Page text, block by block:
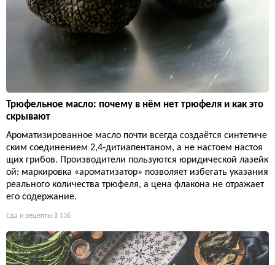
Трюфельное масло: почему в нём нет трюфеля и как это
скрывают
Ароматизированное масло почти всегда создаётся синтетиче
ским соединением 2,4-дитиапентаном, а не настоем настоя
щих грибов. Производители пользуются юридической лазейк
ой: маркировка «ароматизатор» позволяет избегать указания
реального количества трюфеля, а цена флакона не отражает
его содержание.
Еда и рецепты 8 136